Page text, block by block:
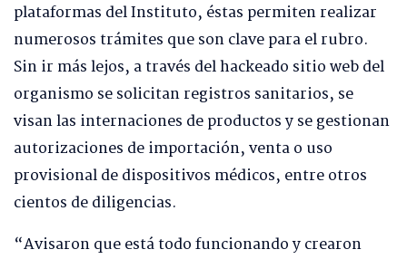
plataformas del Instituto, éstas permiten realizar
numerosos trámites que son clave para el rubro.
Sin ir más lejos, a través del hackeado sitio web del
organismo se solicitan registros sanitarios, se
visan las internaciones de productos y se gestionan
autorizaciones de importación, venta o uso
provisional de dispositivos médicos, entre otros
cientos de diligencias.
“Avisaron que está todo funcionando y crearon